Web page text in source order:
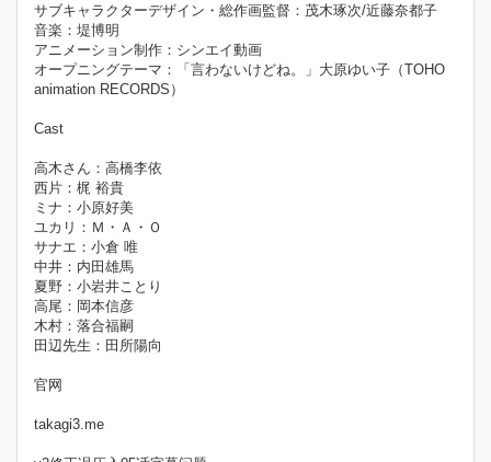
サブキャラクターデザイン・総作画監督：茂木琢次/近藤奈都子
音楽：堤博明
アニメーション制作：シンエイ動画
オープニングテーマ：「言わないけどね。」大原ゆい子（TOHO
animation RECORDS）
Cast
高木さん：高橋李依
西片：梶 裕貴
ミナ：小原好美
ユカリ：Ｍ・Ａ・Ｏ
サナエ：小倉 唯
中井：内田雄馬
夏野：小岩井ことり
高尾：岡本信彦
木村：落合福嗣
田辺先生：田所陽向
官网
takagi3.me